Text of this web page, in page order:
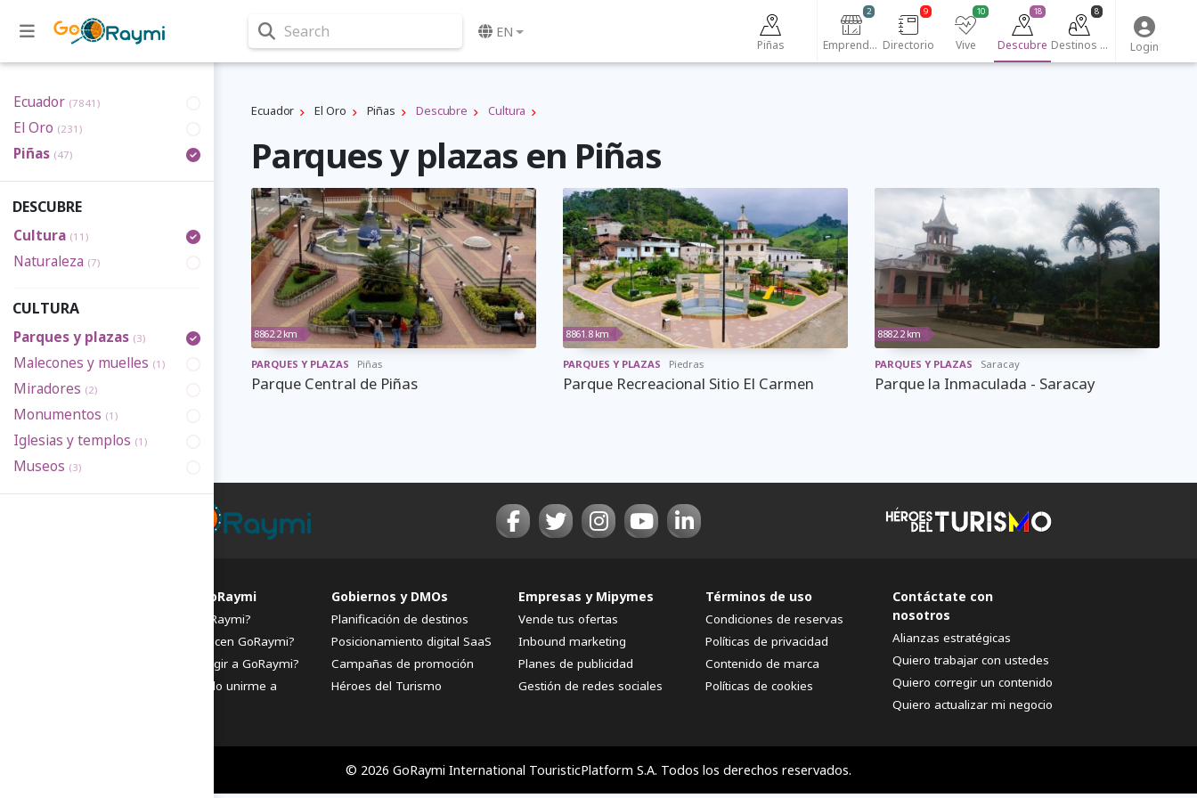
Search EN
Piñas Emprendedores
2
Directorio
9
Vive
10
Descubre
18
Destinos turísticos
8
Login
Ecuador (7841)
El Oro (231)
Piñas (47)
DESCUBRE
Cultura (11)
Naturaleza (7)
CULTURA
Parques y plazas (3)
Malecones y muelles (1)
Miradores (2)
Monumentos (1)
Iglesias y templos (1)
Museos (3)
Ecuador El Oro Piñas Descubre Cultura
Parques y plazas en Piñas
8862.2 km
PARQUES Y PLAZAS Piñas
Parque Central de Piñas
8861.8 km
PARQUES Y PLAZAS Piedras
Parque Recreacional Sitio El Carmen
8882.2 km
PARQUES Y PLAZAS Saracay
Parque la Inmaculada - Saracay
FAQs de GoRaymi
¿Qué es GoRaymi?
¿Quiénes hacen GoRaymi?
¿Por qué elegir a GoRaymi?
¿Cómo puedo unirme a
Gobiernos y DMOs
Planificación de destinos
Posicionamiento digital SaaS
Campañas de promoción
Héroes del Turismo
Empresas y Mipymes
Vende tus ofertas
Inbound marketing
Planes de publicidad
Gestión de redes sociales
Términos de uso
Condiciones de reservas
Políticas de privacidad
Contenido de marca
Políticas de cookies
Contáctate con
nosotros
Alianzas estratégicas
Quiero trabajar con ustedes
Quiero corregir un contenido
Quiero actualizar mi negocio
© 2026 GoRaymi International TouristicPlatform S.A. Todos los derechos reservados.